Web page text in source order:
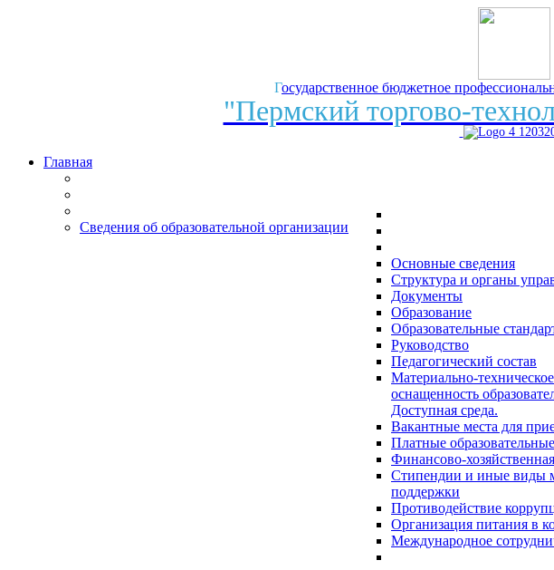
Государственное бюджетное
"Пермский торгово-
Главная
Сведения об образовательной организации
Основные сведения
Структура и органы
Документы
Образование
Образовательные
Руководство
Педагогический состав
Материально-
оснащенность
Доступная среда.
Вакантные места для
Платные
Финансово-
Стипендии и иные виды
поддержки
Противодействие
Организация питания в
Международное